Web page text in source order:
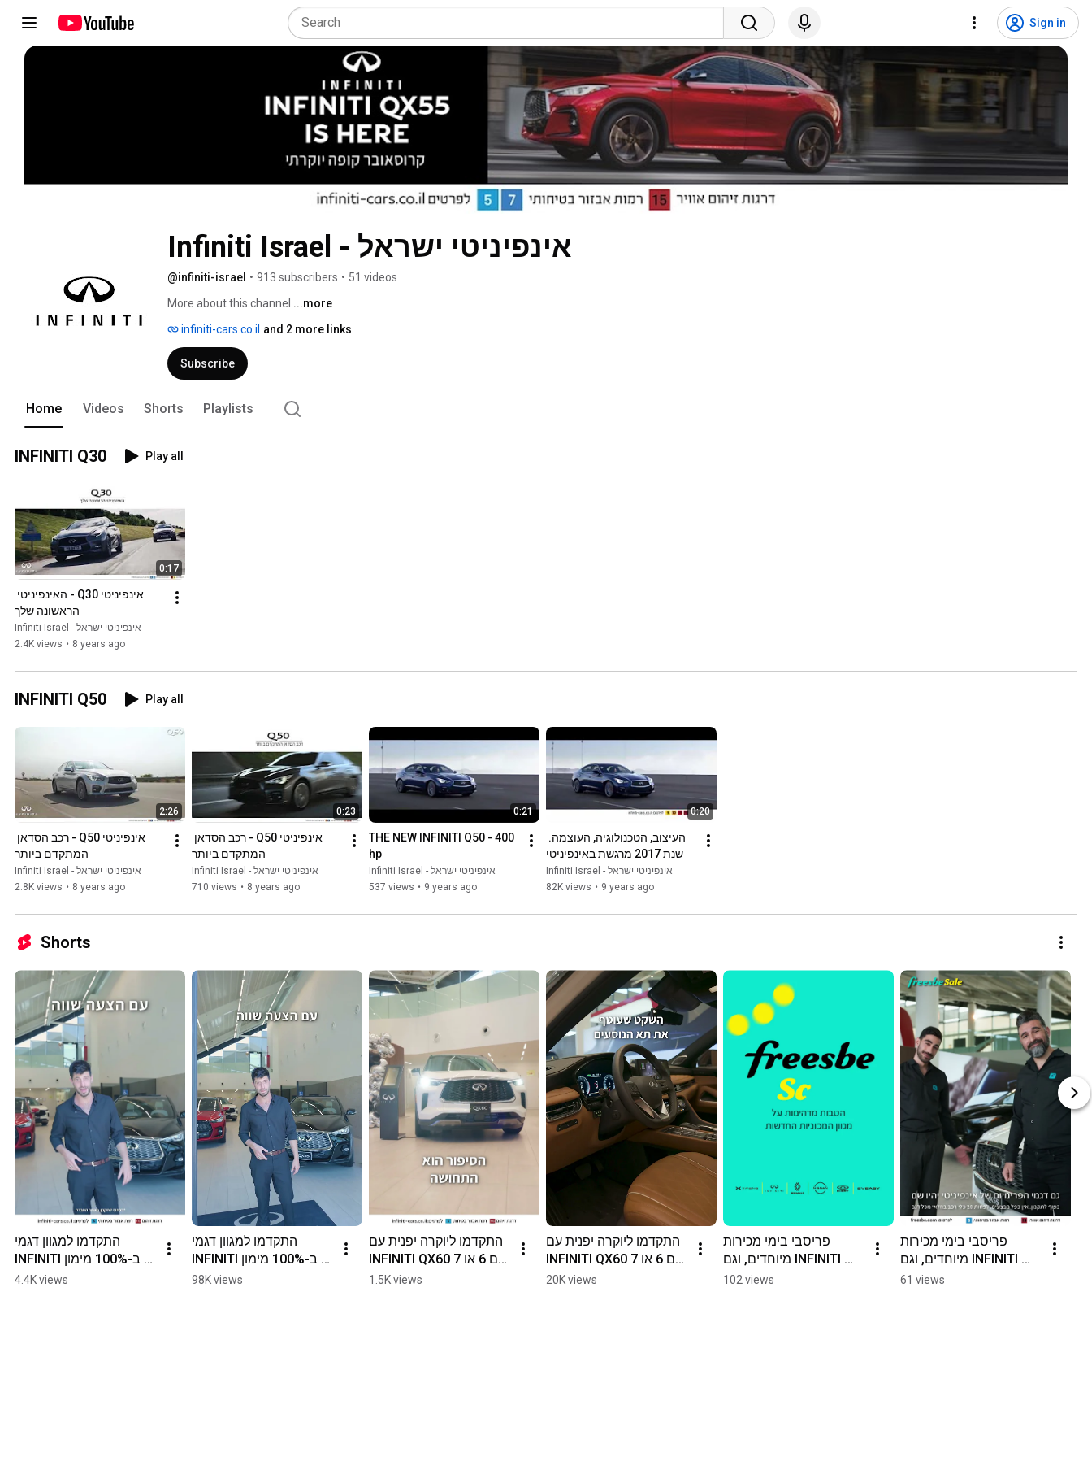
Sign in
Infiniti Israel - אינפיניטי ישראל
@infiniti-israel • 913 subscribers • 51 videos
More about this channel ...more
infiniti-cars.co.il and 2 more links
Subscribe
Home Videos Shorts Playlists
INFINITI Q30 Play all
0:17
הראשונה שלך
Infiniti Israel - אינפיניטי ישראל
2.4K views • 8 years ago
INFINITI Q50 Play all
2:26
המתקדם ביותר
Infiniti Israel - אינפיניטי ישראל
2.8K views • 8 years ago
0:23
המתקדם ביותר
Infiniti Israel - אינפיניטי ישראל
710 views • 8 years ago
0:21
THE NEW INFINITI Q50 - 400
hp
Infiniti Israel - אינפיניטי ישראל
537 views • 9 years ago
0:20
שנת 2017 מרגשת באינפיניטי
Infiniti Israel - אינפיניטי ישראל
82K views • 9 years ago
Shorts
התקדמו למגוון דגמי
INFINITI ב-100% מימון
ובטרייד-אין במחיר מחירון
4.4K views
התקדמו למגוון דגמי
INFINITI ב-100% מימון
ובטרייד-אין במחיר מחירון
98K views
התקדמו ליוקרה יפנית עם
INFINITI QX60 עם 6 או 7
מושבים
1.5K views
התקדמו ליוקרה יפנית עם
INFINITI QX60 עם 6 או 7
מושבים
20K views
פריסבי בימי מכירות
מיוחדים, וגם INFINITI
יהיה שם בין התאריכים
102 views
פריסבי בימי מכירות
מיוחדים, וגם INFINITI
יהיה שם בין התאריכים
61 views